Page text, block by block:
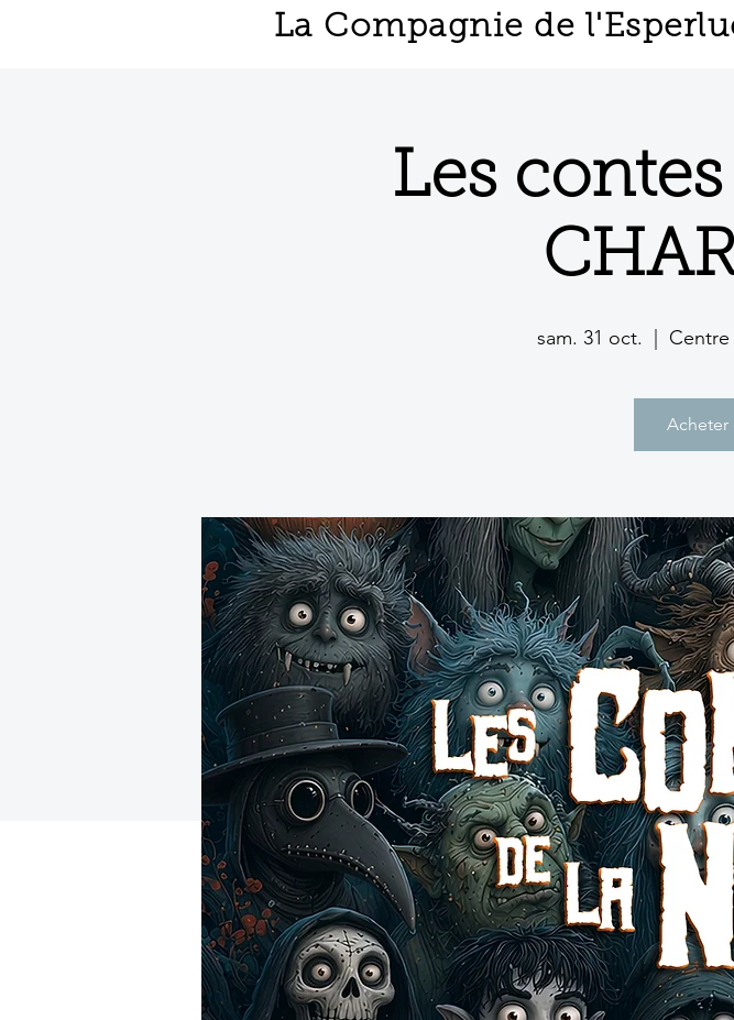
La Compagnie de
Les
sam. 31 oct.
Acheter